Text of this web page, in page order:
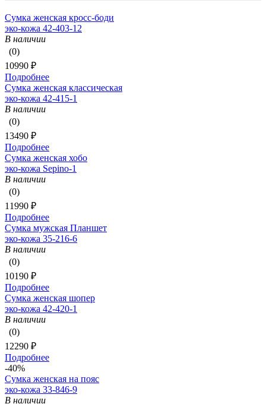
Сумка женская кросс-боди
эко-кожа 42-403-12
В наличии
(0)
10990 ₽
Подробнее
Сумка женская классическая
эко-кожа 42-415-1
В наличии
(0)
13490 ₽
Подробнее
Сумка женская хобо
эко-кожа Sepino-1
В наличии
(0)
11990 ₽
Подробнее
Сумка мужская Планшет
эко-кожа 35-216-6
В наличии
(0)
10190 ₽
Подробнее
Сумка женская шопер
эко-кожа 42-420-1
В наличии
(0)
12290 ₽
Подробнее
-40%
Сумка женская на пояс
эко-кожа 33-846-9
В наличии